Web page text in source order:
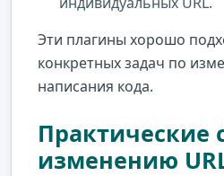
Эти плагины хорошо
конкретных задач по
написания кода.
Практические
изменению